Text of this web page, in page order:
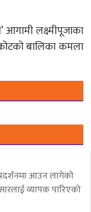
लक्ष्मीपूजाका
बालिका कमला
आउन लागेको
व्यापक पारिएको